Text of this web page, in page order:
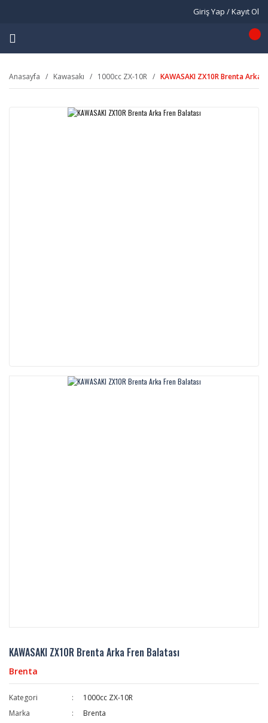
Giriş Yap / Kayıt Ol
Anasayfa Kawasakı 1000cc ZX-10R KAWASAKI ZX10R Brenta Arka
KAWASAKI ZX10R Brenta Arka Fren Balatası
Brenta
Kategori
1000cc ZX-10R
Marka
Brenta